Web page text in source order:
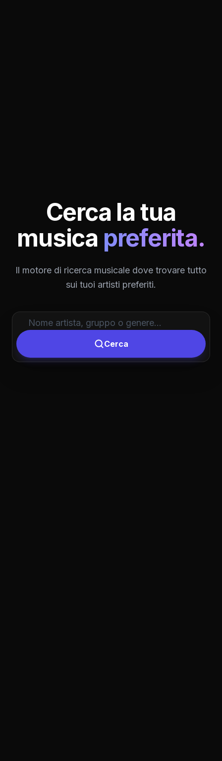
Cerca la tua
musica preferita.
Il motore di ricerca musicale dove trovare tutto
sui tuoi artisti preferiti.
Cerca